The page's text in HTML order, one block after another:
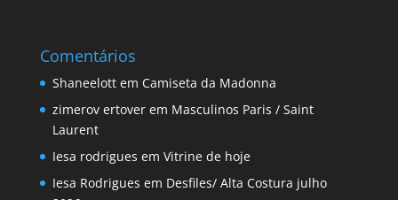
Comentários
Shaneelottem Camiseta da Madonna
zimerov ertoverem Masculinos Paris / Saint
Laurent
Iesa rodrigues em Vitrine de hoje
Iesa Rodrigues em Desfiles/ Alta Costura julho